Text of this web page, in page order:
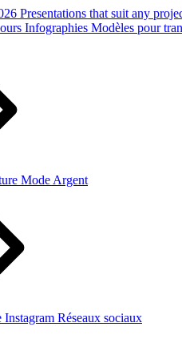
Presentations that suit any
Infographies Modèles pour
Mode Argent
Instagram Réseaux sociaux